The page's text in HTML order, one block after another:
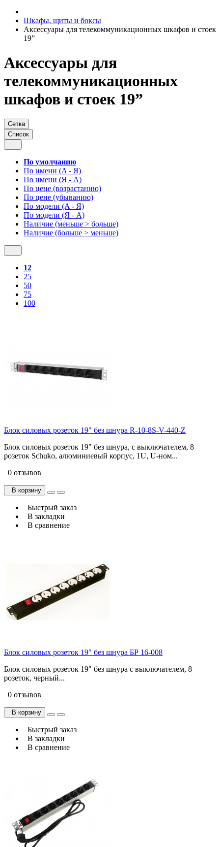
Шкафы, щиты и боксы
Аксессуары для телекоммуникационных шкафов и стоек
19”
Аксессуары для
телекоммуникационных
шкафов и стоек 19”
Сетка
Список
По умолчанию
По имени (A - Я)
По имени (Я - A)
По цене (возрастанию)
По цене (убыванию)
По модели (A - Я)
По модели (Я - A)
Наличие (меньше > больше)
Наличие (больше > меньше)
12
25
50
75
100
Блок силовых розеток 19" без шнура R-10-8S-V-440-Z
Блок силовых розеток 19" без шнура, с выключателем, 8
розеток Schuko, алюминиевый корпус, 1U, U-ном...
0 отзывов
В корзину
Быстрый заказ
В закладки
В сравнение
Блок силовых розеток 19" без шнура БР 16-008
Блок силовых розеток 19" без шнура с выключателем, 8
розеток, черный...
0 отзывов
В корзину
Быстрый заказ
В закладки
В сравнение